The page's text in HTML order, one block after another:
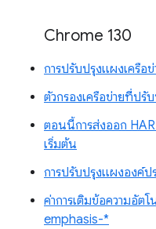
Chrome 130
การปรับปรุงแผงเครือข่
ตัวกรองเครือข่ายที่ปรั
ตอนนี้การส่งออก
เริ่มต้น
การปรับปรุงแผงองค์ป
ค่าการเติมข้อความอั
emphasis-*